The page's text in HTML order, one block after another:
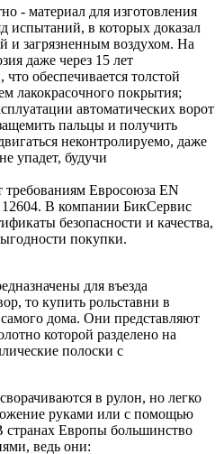
- материал для изготовления
испытаний, в которых доказал
и загрязненным воздухом. На
даже через 15 лет
обеспечивается толстой
лакокрасочного покрытия;
автоматических ворот
пальцы и получить
неконтролируемо, даже
упадет, будучи
требованиям Евросоюза EN
В компании БикСервис
безопасности и качества,
покупки.
для въезда
то купить рольставни в
дома. Они представляют
которой разделено на
полоски с
в рулон, но легко
руками или с помощью
странах Европы большинство
ведь они: